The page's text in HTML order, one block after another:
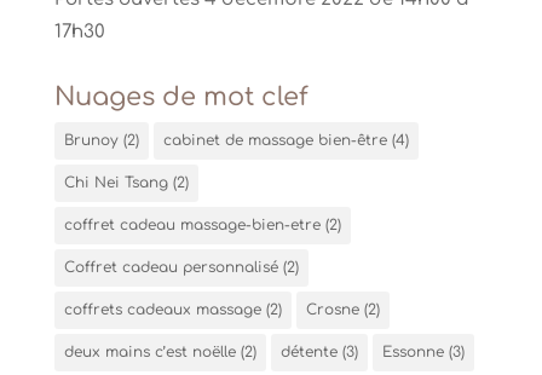
17h30
Nuages de mot clef
Brunoy(2) cabinet de massage bien-être(4)
Chi Nei Tsang(2)
coffret cadeau massage-bien-etre(2)
Coffret cadeau personnalisé(2)
coffrets cadeaux massage(2) Crosne(2)
deux mains c’est noëlle(2) détente(3) Essonne(3)